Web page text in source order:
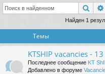
Найден 1
Темы
KTSHIP vacancies -
Последнее сообщение KT
Добавлено в форуме